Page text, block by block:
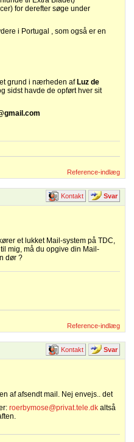
for derefter søge under
i Portugal , som også er en
grund i nærheden af Luz de
sidst havde de opført hver sit
Reference-indlæg
Kontakt Svar
et lukket Mail-system på TDC,
mig, må du opgive din Mail-
dør ?
Reference-indlæg
Kontakt Svar
af afsendt mail. Nej envejs.. det
roerbymose@privat.tele.dk altså